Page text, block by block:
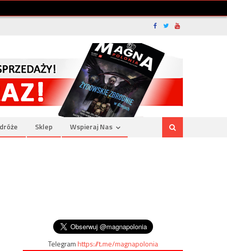
Sklep Wspieraj Nas
Telegramhttps://t.me/magnapolonia